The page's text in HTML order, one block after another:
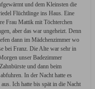
und dem Kleinsten die
Flüchtlinge ins Haus. Eine
Frau Mattik mit Töchterchen
aber das war ungeheizt. Denn
dann im Mädchenzimmer wo
bei Franz. Die Alte war sehr in
unser Badezimmer
und dann beim
In der Nacht hatte es
Ich hatte bis spät in die Nacht